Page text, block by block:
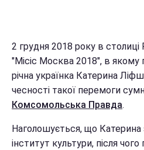
2 грудня 2018 року в
"Місіс Москва 2018", в якому
річна українка Катерина
чесності такої перемоги
Комсомольська Правда.
Наголошується, що Катерина
інститут культури, після